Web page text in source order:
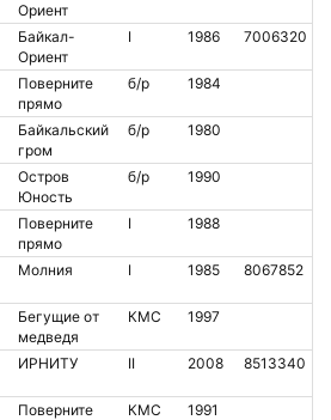
Ориент
Байкал-
Ориент
I 1986 7006320
Поверните
прямо
б/р 1984
Байкальский
гром
б/р 1980
Остров
Юность
б/р 1990
Поверните
прямо
I 1988
Молния I 1985 8067852
Бегущие от
медведя
КМС 1997
ИРНИТУ II 2008 8513340
Поверните
КМС 1991